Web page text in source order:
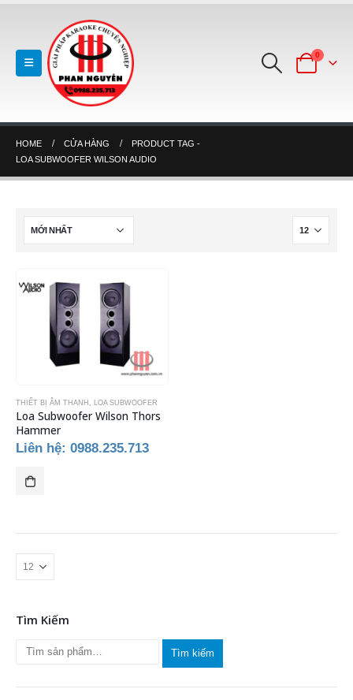
0
HOME CỬA HÀNG
PRODUCT TAG -
LOA SUBWOOFER WILSON AUDIO
THIẾT BỊ ÂM THANH LOA SUBWOOFER
Loa Subwoofer Wilson Thors
Hammer
Liên hệ: 0988.235.713
Tìm Kiếm
Tìm kiếm